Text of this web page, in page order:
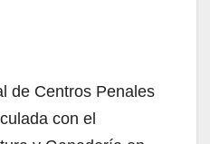
de Centros Penales
con el